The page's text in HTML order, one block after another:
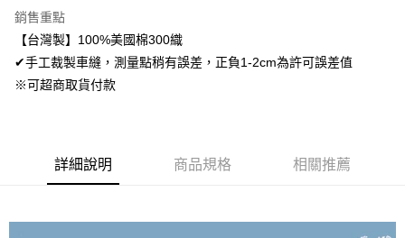
AFTEE先享後付
相關說明
AFTEE先享後付是「在收到商品之後才付款」的支付方式。 讓您購物簡單
便利好安心！
【「AFTEE先享後付」結帳流程】
１．於結帳方式選擇「AFTEE先享後付」後，將跳轉至「AFTEE先享後付」
ATM付款
免運費
銷售重點
【台灣製】100%美國棉300織
✔手工裁製車縫，測量點稍有誤差，正負1-2cm為許可誤差值
※可超商取貨付款
詳細說明 商品規格 相關推薦